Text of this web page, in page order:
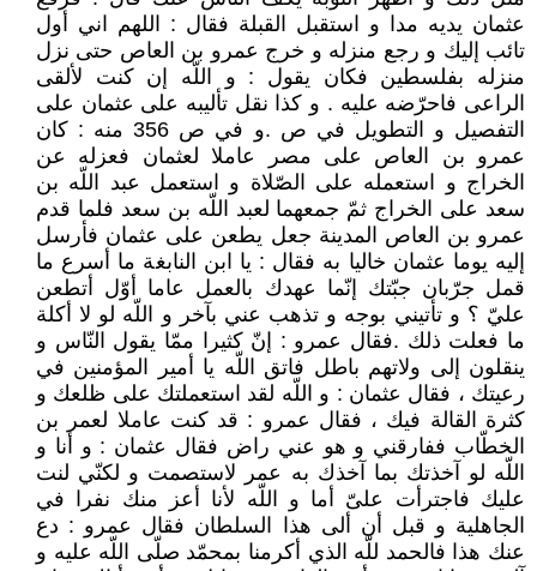
عثمان يديه مدا و استقبل القبلة فقال : اللهم اني أول
تائب إليك و رجع منزله و خرج عمرو بن العاص حتى نزل
منزله بفلسطين فكان يقول : و اللّه إن كنت لألقى
الراعى فاحرّضه عليه . و كذا نقل تأليبه على عثمان على
التفصيل و التطويل في ص .و في ص 356 منه : كان
عمرو بن العاص على مصر عاملا لعثمان فعزله عن
الخراج و استعمله على الصّلاة و استعمل عبد اللّه بن
سعد على الخراج ثمّ جمعهما لعبد اللّه بن سعد فلما قدم
عمرو بن العاص المدينة جعل يطعن على عثمان فأرسل
إليه يوما عثمان خاليا به فقال : يا ابن النابغة ما أسرع ما
قمل جرّبان جبّتك إنّما عهدك بالعمل عاما أوّل أتطعن
عليّ ؟ و تأتيني بوجه و تذهب عني بآخر و اللّه لو لا أكلة
ما فعلت ذلك .فقال عمرو : إنّ كثيرا ممّا يقول النّاس و
ينقلون إلى ولاتهم باطل فاتق اللّه يا أمير المؤمنين في
رعيتك ، فقال عثمان : و اللّه لقد استعملتك على ظلعك و
كثرة القالة فيك ، فقال عمرو : قد كنت عاملا لعمر بن
الخطّاب ففارقني و هو عني راض فقال عثمان : و أنا و
اللّه لو آخذتك بما آخذك به عمر لاستصمت و لكنّي لنت
عليك فاجترأت علىّ أما و اللّه لأنا أعز منك نفرا في
الجاهلية و قبل أن ألى هذا السلطان فقال عمرو : دع
عنك هذا فالحمد للّه الذي أكرمنا بمحمّد صلّى اللّه عليه و